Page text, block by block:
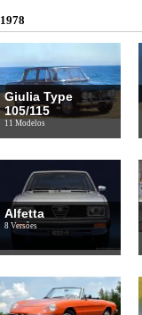
1978
Giulia Type
105/115
11 Modelos
Alfetta
8 Versões